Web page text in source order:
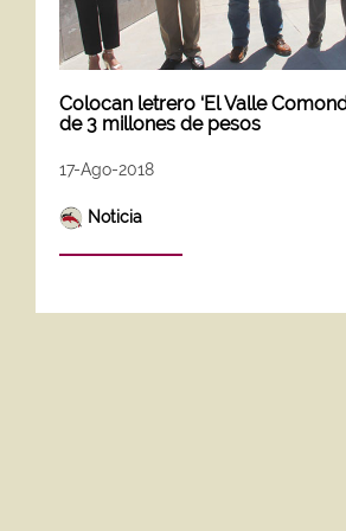
Colocan letrero ‘El Valle
de 3 millones de pesos
17-Ago-2018
Noticia